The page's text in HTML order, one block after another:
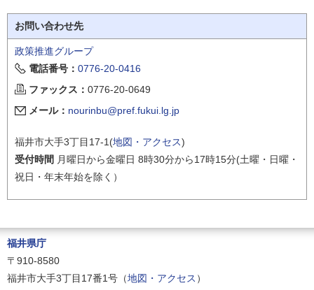
お問い合わせ先
政策推進グループ
電話番号： 0776-20-0416
ファックス： 0776-20-0649
メール： nourinbu@pref.fukui.lg.jp
福井市大手3丁目17-1(地図・アクセス)
受付時間 月曜日から金曜日 8時30分から17時15分(土曜・日曜・
祝日・年末年始を除く）
福井県庁
〒910-8580
福井市大手3丁目17番1号（地図・アクセス ）